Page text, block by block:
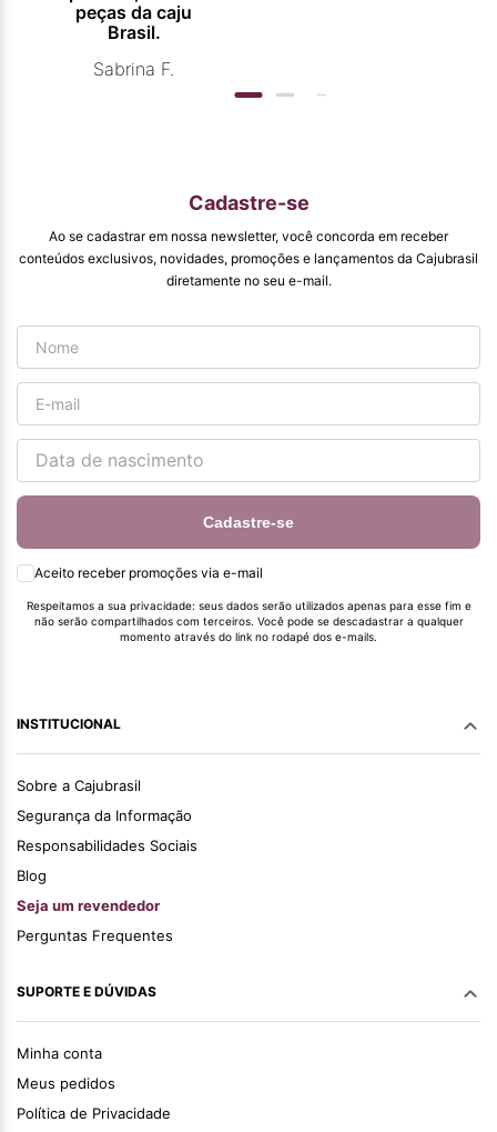
peças da caju
Brasil.
Sabrina F.
Cadastre-se
Ao se cadastrar em nossa newsletter, você concorda em receber
conteúdos exclusivos, novidades, promoções e lançamentos da Cajubrasil
diretamente no seu e-mail.
Cadastre-se
Aceito receber promoções via e-mail
Respeitamos a sua privacidade: seus dados serão utilizados apenas para esse fim e
não serão compartilhados com terceiros. Você pode se descadastrar a qualquer
momento através do link no rodapé dos e-mails.
INSTITUCIONAL
Sobre a Cajubrasil
Segurança da Informação
Responsabilidades Sociais
Blog
Seja um revendedor
Perguntas Frequentes
SUPORTE E DÚVIDAS
Minha conta
Meus pedidos
Política de Privacidade